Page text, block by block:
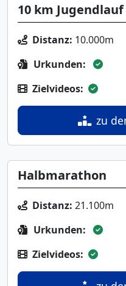
10 km Jugendlauf
Distanz: 10.000m
Urkunden:
Zielvideos:
zu
Halbmarathon
Distanz: 21.100m
Urkunden:
Zielvideos: